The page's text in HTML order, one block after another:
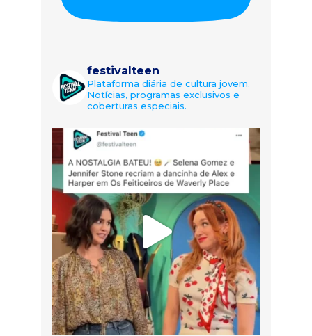
festivalteen
Plataforma diária de cultura jovem.
Notícias, programas exclusivos e
coberturas especiais.